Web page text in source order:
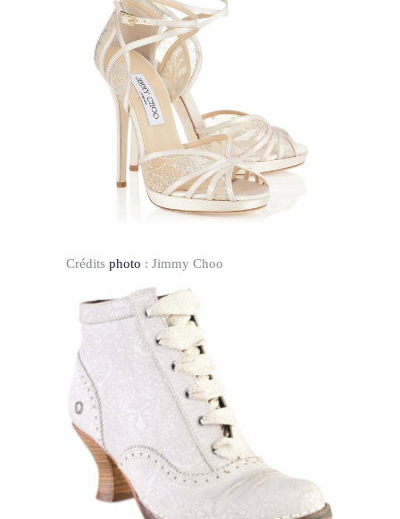
Crédits photo : Jimmy Choo